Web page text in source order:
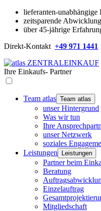
lieferanten-unabhängige
zeitsparende
über 45-jährige
Direkt-Kontakt +49 971 1441
Ihre Einkaufs- Partner
Team atlas Team atlas
unser Hintergrund
Was wir tun
Ihre
unser Netzwerk
soziales
Leistungen
Leistungen
Partner beim
Beratung
Einzelauftrag
Mitgliedschaft